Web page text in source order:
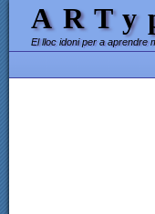
El lloc idoni per a aprendre